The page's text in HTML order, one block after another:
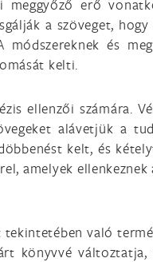
erő
a szöveget, hogy
és
kelti.
ellenzői számára.
alávetjük a
kelt, és
amelyek ellenkeznek
tekintetében való
könyvvé változtatja,